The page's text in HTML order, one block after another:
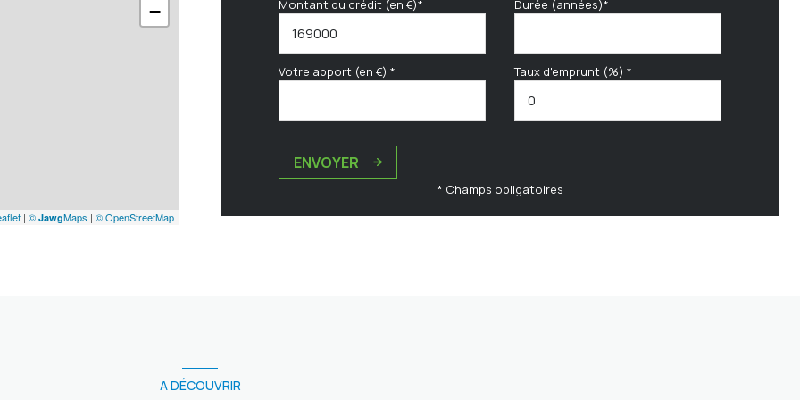
−
| © JawgMaps | © OpenStreetMap
Montant du crédit (en €)* Durée (années)*
Votre apport (en €) * Taux d'emprunt (%) *
ENVOYER
* Champs obligatoires
A DÉCOUVRIR